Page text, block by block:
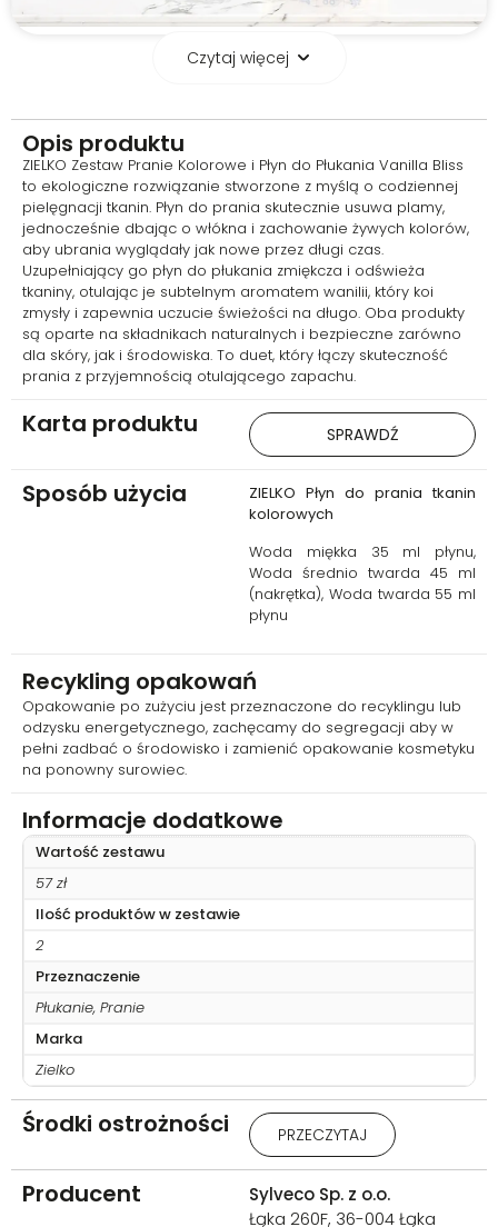
kolorowych tkanin ZIELKO oparta
jest na naturalnym mydle
potasowym oraz glukozydzie
decylowym, które skutecznie
usuwają zabrudzenia,
jednocześnie chroniąc
intensywność barw. Gliceryna i
cytrynian potasu pomagają
utrzymać miękkość włókien, a
kwas cytrynowy wspiera
neutralizację niepożądanych
zapachów oraz osadów.
rozpuszczanie zabrudzeń,
zapachowa oparta m.in. na
limonenie, linalolu i geraniolu
Czytaj więcej
Opis produktu
ZIELKO Zestaw Pranie Kolorowe i Płyn do Płukania Vanilla Bliss
to ekologiczne rozwiązanie stworzone z myślą o codziennej
pielęgnacji tkanin. Płyn do prania skutecznie usuwa plamy,
jednocześnie dbając o włókna i zachowanie żywych kolorów,
aby ubrania wyglądały jak nowe przez długi czas.
Uzupełniający go płyn do płukania zmiękcza i odświeża
tkaniny, otulając je subtelnym aromatem wanilii, który koi
zmysły i zapewnia uczucie świeżości na długo. Oba produkty
są oparte na składnikach naturalnych i bezpieczne zarówno
dla skóry, jak i środowiska. To duet, który łączy skuteczność
prania z przyjemnością otulającego zapachu.
Karta produktu SPRAWDŹ
Sposób użycia
ZIELKO Płyn do prania tkanin
kolorowych
Woda miękka 35 ml płynu,
Woda średnio twarda 45 ml
(nakrętka), Woda twarda 55 ml
płynu
Recykling opakowań
Opakowanie po zużyciu jest przeznaczone do recyklingu lub
odzysku energetycznego, zachęcamy do segregacji aby w
pełni zadbać o środowisko i zamienić opakowanie kosmetyku
na ponowny surowiec.
Informacje dodatkowe
Wartość zestawu
57 zł
Ilość produktów w zestawie
2
Przeznaczenie
Płukanie, Pranie
Marka
Zielko
Środki ostrożności
ZIELKO Płyn do prania tkanin
kolorowych
Stosować rękawice ochronne
PRZECZYTAJ
Producent
Sylveco Sp. z o.o.
Łąka 260F, 36-004 Łąka